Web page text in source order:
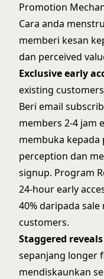
Promotion
Cara anda
memberi kesan
dan perceived
Exclusive early
existing
Beri email
members 2-4 jam
membuka kepada
perception dan
signup. Program
24-hour early
40% daripada
customers.
Staggered reveals
sepanjang longer
mendiskaunkan